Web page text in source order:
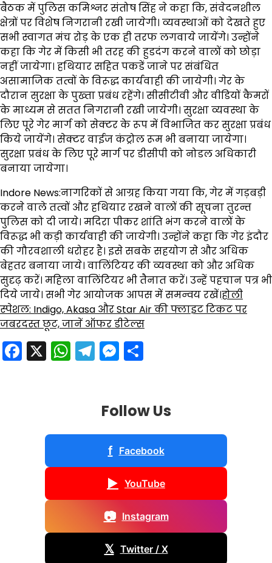
बैठक में पुलिस कमिश्नर संतोष सिंह ने कहा कि, संवेदनशील
क्षेत्रों पर विशेष निगरानी रखी जायेगी। व्यवस्थाओं को देखते हुए
सभी स्वागत मंच रोड़ के एक ही तरफ लगवाये जायेंगे। उन्होंने
कहा कि गेर में किसी भी तरह की हुडदंग करने वालों को छोड़ा
नहीं जायेगा। हथियार सहित पकडें जाने पर संबंधित
असामाजिक तत्वों के विरूद्ध कार्यवाही की जायेगी। गेर के
दौरान सुरक्षा के पुख्ता प्रबंध रहेंगे। सीसीटीवी और वीडियों कैमरों
के माध्यम से सतत निगरानी रखी जायेगी। सुरक्षा व्यवस्था के
लिए पूरे गेर मार्ग को सेक्टर के रूप में विभाजित कर सुरक्षा प्रबंध
किये जायेंगे। सेक्टर वाईज कंट्रोल रूम भी बनाया जायेगा।
सुरक्षा प्रबंध के लिए पूरे मार्ग पर डीसीपी को नोडल अधिकारी
बनाया जायेगा।
Indore News:नागरिकों से आग्रह किया गया कि, गेर में गड़बड़ी
करने वाले तत्वों और हथियार रखने वालों की सूचना तुरन्त
पुलिस को दी जाये। मदिरा पीकर शांति भंग करने वालों के
विरूद्ध भी कड़ी कार्यवाही की जायेगी। उन्होंने कहा कि गेर इंदौर
की गौरवशाली धरोहर है। इसे सबके सहयोग से और अधिक
बेहतर बनाया जाये। वालिंटियर की व्यवस्था को और अधिक
सुदृढ़ करें। महिला वालिंटियर भी तैनात करें। उन्हें पहचान पत्र भी
दिये जाये। सभी गेर आयोजक आपस में समन्वय रखें।होली
स्पेशल: Indigo, Akasa और Star Air की फ्लाइट टिकट पर
जबरदस्त छूट, जानें ऑफर डीटेल्स
Facebook
X WhatsApp
Telegram
Messenger
Follow Us
f Facebook
▶ YouTube
📷 Instagram
𝕏 Twitter / X